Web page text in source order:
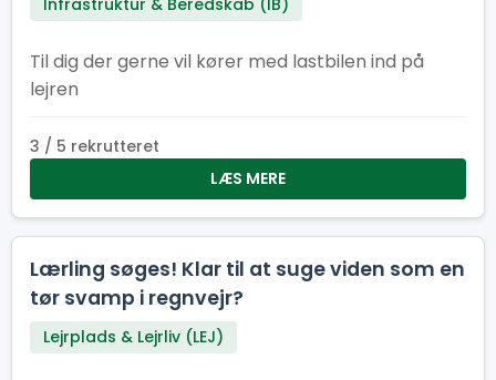
Infrastruktur & Beredskab (IB)
Til dig der gerne vil kører med lastbilen ind på
lejren
3 / 5 rekrutteret
LÆS MERE
Lærling søges! Klar til at suge viden som en
tør svamp i regnvejr?
Lejrplads & Lejrliv (LEJ)